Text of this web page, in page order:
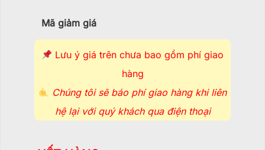
Mã giảm giá
Lưu ý giá trên chưa bao gồm phí giao
hàng
Chúng tôi sẽ báo phí giao hàng khi liên
hệ lại với quý khách qua điện thoại